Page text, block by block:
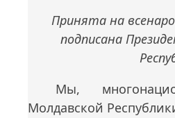
Принята на
подписана
Мы,
Молдавской